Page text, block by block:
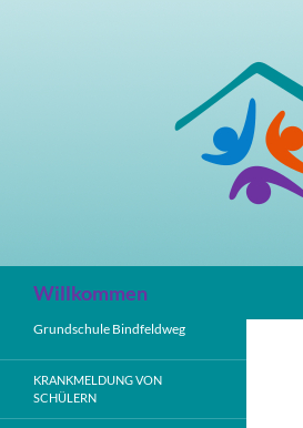
Willkommen
Grundschule Bindfeldweg
KRANKMELDUNG VON
SCHÜLERN